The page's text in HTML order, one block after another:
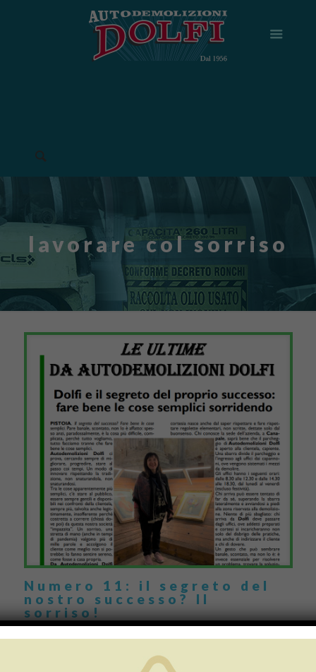
lavorare col sorriso
Numero 11: il segreto del
nostro successo? Il
sorriso!
Apriamo questo undicesimo numero svelandovi un segreto: le
che questa società “impazzita” ci […]